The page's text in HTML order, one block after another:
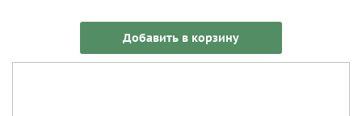
Добавить в корзину